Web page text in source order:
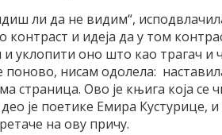
ли да не видим“,
и идеја да у том
уклопити оно што као трагач и
нисам одолела:
Ово је књига која се
је поетике Емира Кустурице,
на ову причу.